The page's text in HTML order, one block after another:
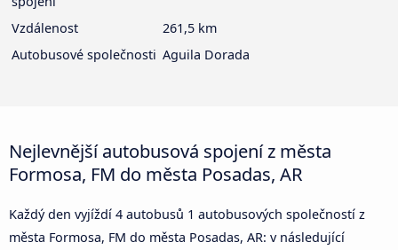
Vzdálenost
261,5 km
Autobusové společnosti Aguila Dorada
Nejlevnější autobusová spojení z města
Formosa, FM do města Posadas, AR
Každý den vyjíždí 4 autobusů 1 autobusových společností z
města Formosa, FM do města Posadas, AR: v následující